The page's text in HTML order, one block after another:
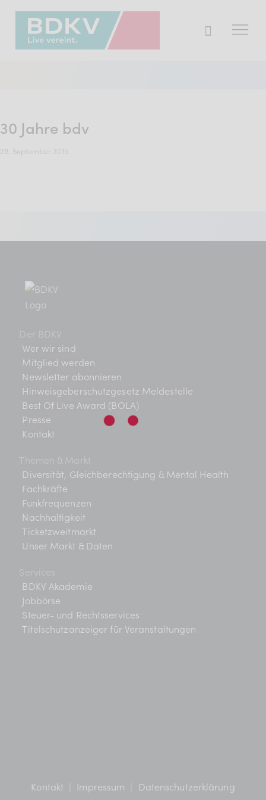
30 Jahre bdv
28. September 2015
Der BDKV
Wer wir sind
Mitglied werden
Newsletter abonnieren
Hinweisgeberschutzgesetz Meldestelle
Best Of Live Award (BOLA)
Presse
Kontakt
Themen & Markt
Diversität, Gleichberechtigung & Mental Health
Fachkräfte
Funkfrequenzen
Nachhaltigkeit
Ticketzweitmarkt
Unser Markt & Daten
Services
BDKV Akademie
Jobbörse
Steuer- und Rechtsservices
Titelschutzanzeiger für Veranstaltungen
Kontakt Impressum Datenschutzerklärung
Presse
Services
Juristische Beratung und
Geldwerte Vorteile und
Rabatte
BDKV Female Voice